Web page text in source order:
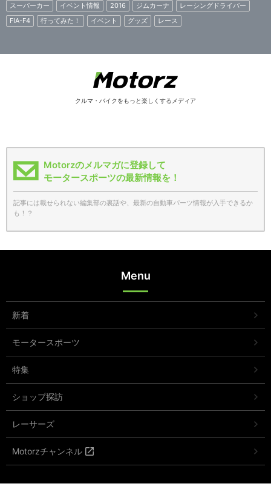
スーパーカー
イベント情報 2016 ジムカーナ
レーシングドライバー
FIA-F4
行ってみた！ イベント グッズ レース
クルマ・バイクをもっと楽しくするメディア
Motorzのメルマガに登録して
モータースポーツの最新情報を！
記事には載せられない編集部の裏話や、最新の自動車パーツ情報が入手できるか
も！？
Menu
新着
モータースポーツ
特集
ショップ探訪
レーサーズ
Motorzチャンネル